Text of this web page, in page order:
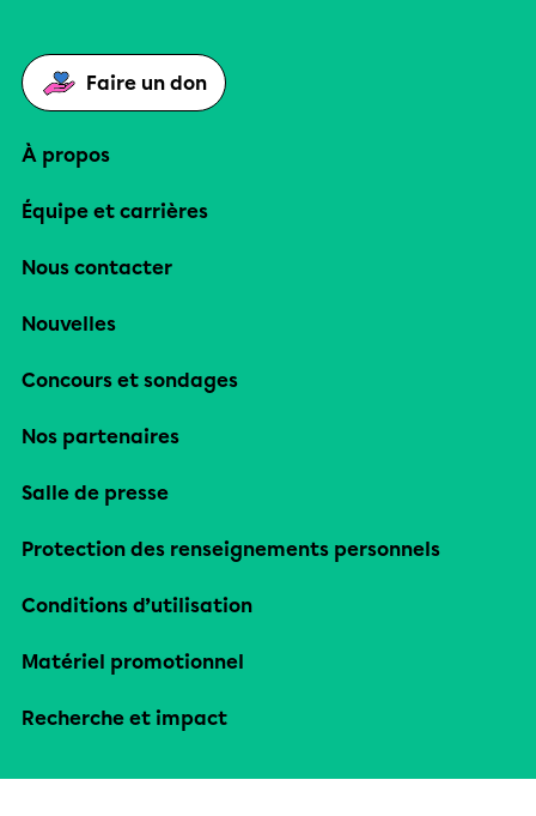
Faire un don
À propos
Équipe et carrières
Nous contacter
Nouvelles
Concours et sondages
Nos partenaires
Salle de presse
Protection des renseignements personnels
Conditions d’utilisation
Matériel promotionnel
Recherche et impact